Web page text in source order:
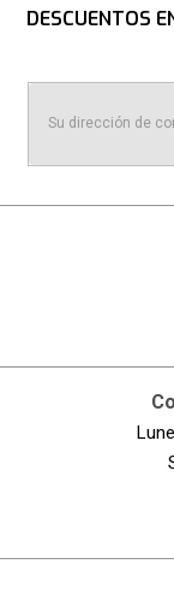
DESCUENTOS